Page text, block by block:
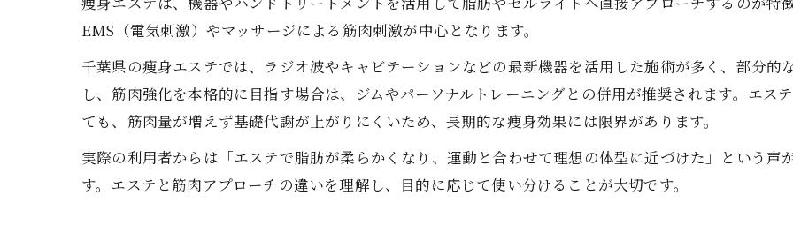
痩身を阻む隠れた理由と千葉県サロンの解決策
筋肉不足がダイエット停滞につながる理由とは
千葉県で効率的な痩身を実現するサロン選び
痩身エステで悩み解消するための具体的アプローチ
筋肉も美しく整える痩身サロン選びの基準
筋肉の美しさを追求する痩身サロンの選び方
ダイエットと筋肉痩身が得意なサロンの特徴
EMS（電気刺激）やマッサージによる筋肉刺激が中心となります。
千葉県の痩身エステでは、ラジオ波やキャビテーションなどの最新機器を活用した施術が多く、部分的
し、筋肉強化を本格的に目指す場合は、ジムやパーソナルトレーニングとの併用が推奨されます。エス
ても、筋肉量が増えず基礎代謝が上がりにくいため、長期的な痩身効果には限界があります。
実際の利用者からは「エステで脂肪が柔らかくなり、運動と合わせて理想の体型に近づけた」という
す。エステと筋肉アプローチの違いを理解し、目的に応じて使い分けることが大切です。